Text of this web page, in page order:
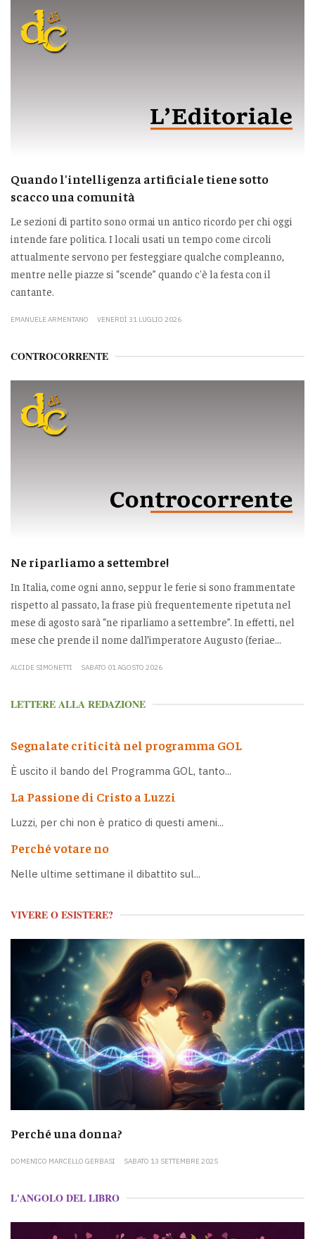
Quando l'intelligenza artificiale tiene sotto
scacco una comunità
Le sezioni di partito sono ormai un antico ricordo per chi oggi
intende fare politica. I locali usati un tempo come circoli
attualmente servono per festeggiare qualche compleanno,
mentre nelle piazze si “scende” quando c'è la festa con il
cantante.
EMANUELE ARMENTANO VENERDÌ 31 LUGLIO 2026
CONTROCORRENTE
Ne riparliamo a settembre!
In Italia, come ogni anno, seppur le ferie si sono frammentate
rispetto al passato, la frase più frequentemente ripetuta nel
mese di agosto sarà “ne riparliamo a settembre”. In effetti, nel
mese che prende il nome dall’imperatore Augusto (feriae...
ALCIDE SIMONETTI SABATO 01 AGOSTO 2026
LETTERE ALLA REDAZIONE
Segnalate criticità nel programma GOL
È uscito il bando del Programma GOL, tanto...
La Passione di Cristo a Luzzi
Luzzi, per chi non è pratico di questi ameni...
Perché votare no
Nelle ultime settimane il dibattito sul...
VIVERE O ESISTERE?
Perché una donna?
DOMENICO MARCELLO GERBASI SABATO 13 SETTEMBRE 2025
L'ANGOLO DEL LIBRO